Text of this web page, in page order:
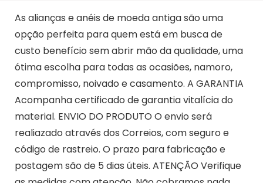
As alianças e anéis de moeda antiga são uma
opção perfeita para quem está em busca de
custo benefício sem abrir mão da qualidade, uma
ótima escolha para todas as ocasiões, namoro,
compromisso, noivado e casamento. A GARANTIA
Acompanha certificado de garantia vitalícia do
material. ENVIO DO PRODUTO O envio será
realiazado através dos Correios, com seguro e
código de rastreio. O prazo para fabricação e
postagem são de 5 dias úteis. ATENÇÃO Verifique